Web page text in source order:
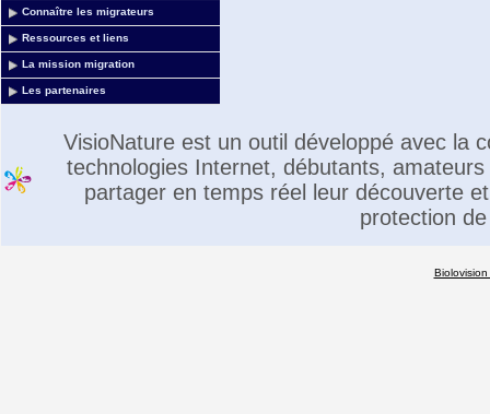
Connaître les migrateurs
Ressources et liens
La mission migration
Les partenaires
VisioNature est un outil développé avec la
technologies Internet, débutants,
partager en temps réel leur découverte
protection
Biolovision